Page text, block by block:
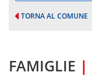
TORNA AL COMUNE
FAMIGLIE |